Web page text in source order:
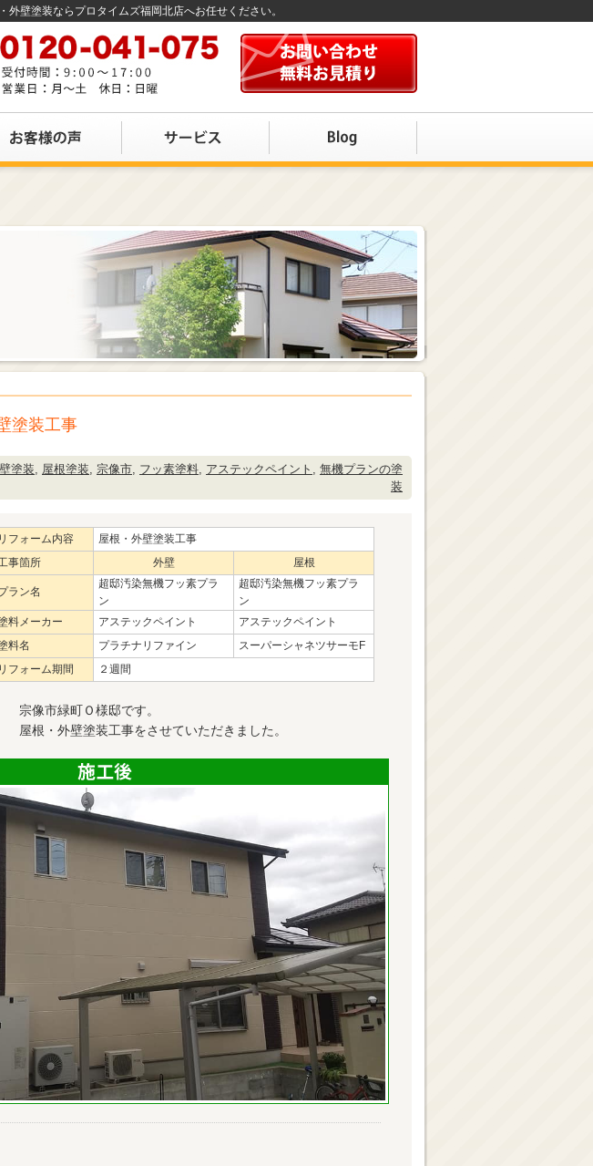
壁塗装ならプロタイムズ福岡北店へお任せください。
塗装工事
塗装, 屋根塗装, 宗像市, フッ素塗料, アステックペイント , 無機プランの塗
装
リフォーム内容
屋根・外壁塗装工事
事箇所
外壁 屋根
ラン名
超邸汚染無機フッ素プラ
ン
超邸汚染無機フッ素プラ
ン
料メーカー
アステックペイント
アステックペイント
料名
プラチナリファイン
スーパーシャネツサーモF
リフォーム期間
２週間
宗像市緑町Ｏ様邸です。
屋根・外壁塗装工事をさせていただきました。